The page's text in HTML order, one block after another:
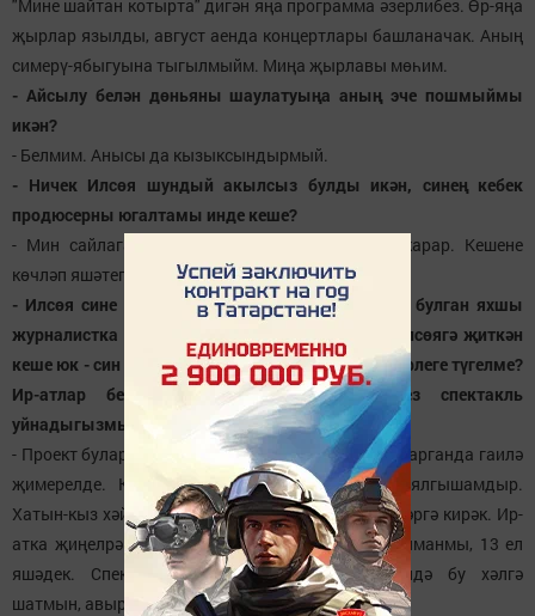
"Мине шайтан котырта" дигән яңа программа әзерлибез. Өр-яңа
җырлар язылды, август аенда концертлары башланачак. Аның
симерү-ябыгуына тыгылмыйм. Миңа җырлавы мөһим.
- Айсылу белән дөньяны шаулатуыңа аның эче пошмыймы
икән?
- Белмим. Анысы да кызыксындырмый.
- Ничек Илсөя шундый акылсыз булды икән, синең кебек
продюсерны югалтамы инде кеше?
- Мин сайлаган юл түгел, Илсөя кабул иткән карар. Кешене
көчләп яшәтеп булмый.
- Илсөя сине кулландымы? Тормыш тәҗрибәсе булган яхшы
журналистка кияүгә чыкты, шансон стилендә Илсөягә җиткән
кеше юк - син күтәрдең... Бу - хатын-кыз хәйләкәрлеге түгелме?
Ир-атлар бер катлы бит алар. Әллә сез спектакль
уйнадыгызмы? Пиармы бу?..
- Проект буларак иң югары мизгеленә күтәрелеп барганда гаилә
җимерелде. Кулланды дип санамыйм, бәлки ялгышамдыр.
Хатын-кыз хәйләкәр булырга тиеш, чөнки аңа яшәргә кирәк. Ир-
атка җиңелрәк, хатын-кызга авыррак. Яхшымы-яманмы, 13 ел
яшәдек. Спектакль уйнамыйбыз. Бүгенге көндә бу хәлгә
шатмын, авыр кичерешләрем үтте инде.